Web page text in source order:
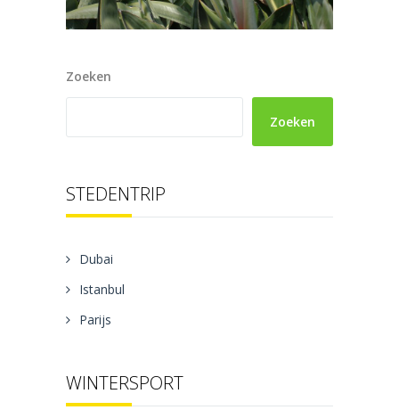
Zoeken
Zoeken
STEDENTRIP
Dubai
Istanbul
Parijs
WINTERSPORT